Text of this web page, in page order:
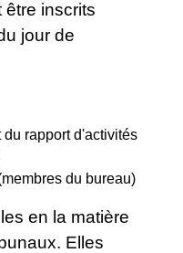
être inscrits
jour de
rapport d'activités
du bureau)
en la matière
Elles